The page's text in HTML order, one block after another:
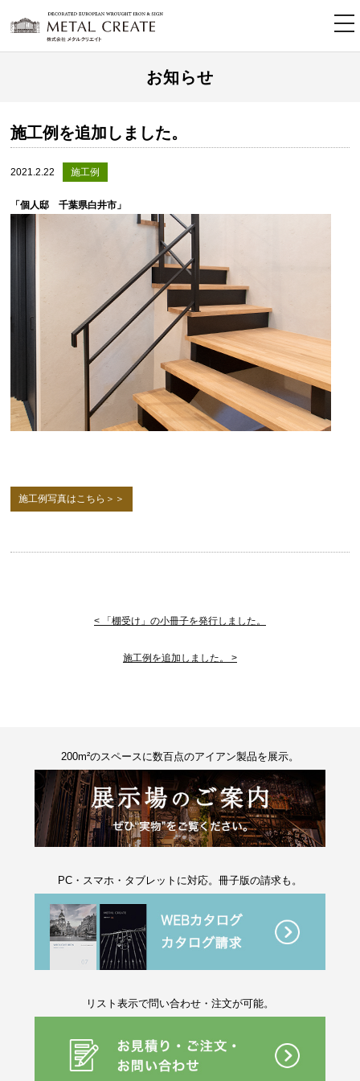
お知らせ
施工例を追加しました。
2021.2.22 施工例
「個人邸 千葉県白井市」
施工例写真はこちら＞＞
< 「棚受け」の小冊子を発行しました。
施工例を追加しました。 >
200m²のスペースに数百点のアイアン製品を展示。
PC・スマホ・タブレットに対応。冊子版の請求も。
リスト表示で問い合わせ・注文が可能。